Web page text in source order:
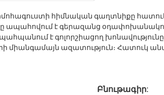
հիմնական գաղտնիքը
ապահովում է գերազանց
է գոլորշիացող խոնավությունը
միանգամայն ազատություն։ Հատուկ
Բնութագիր: